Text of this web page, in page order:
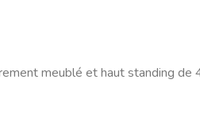
meublé et haut standing de